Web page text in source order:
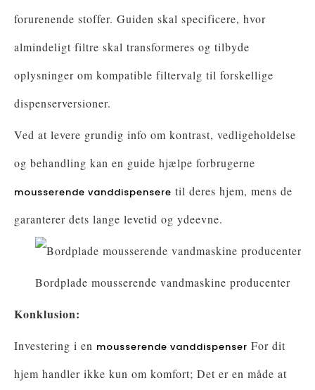
forurenende stoffer. Guiden skal specificere, hvor
almindeligt filtre skal transformeres og tilbyde
oplysninger om kompatible filtervalg til forskellige
dispenserversioner.
Ved at levere grundig info om kontrast, vedligeholdelse
og behandling kan en guide hjælpe forbrugerne
mousserende vanddispensere til deres hjem, mens de
garanterer dets lange levetid og ydeevne.
Bordplade mousserende vandmaskine producenter
Konklusion:
Investering i en mousserende vanddispenser For dit
hjem handler ikke kun om komfort; Det er en måde at